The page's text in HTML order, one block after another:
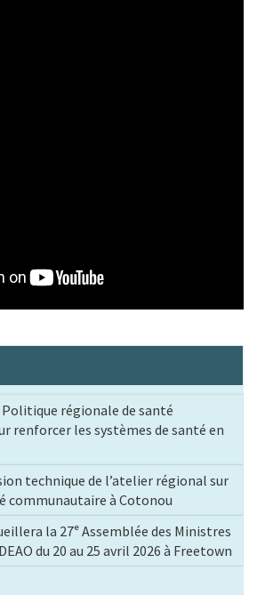
Politique régionale de santé
renforcer les systèmes de santé en
technique de l’atelier régional sur
communautaire à Cotonou
la 27ᵉ Assemblée des Ministres
du 20 au 25 avril 2026 à Freetown